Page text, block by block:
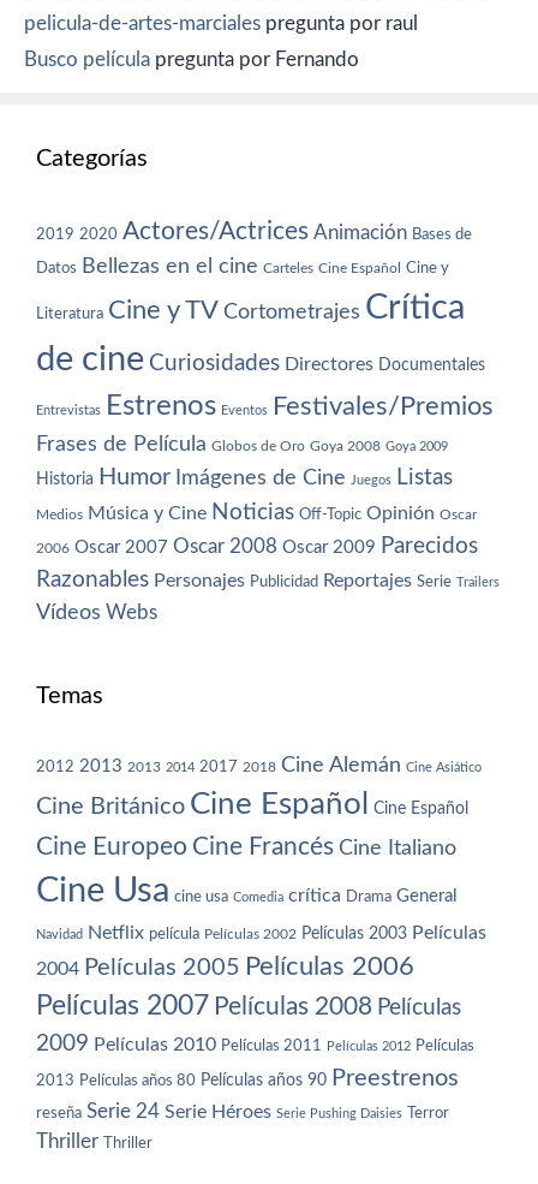
pelicula-de-artes-marciales pregunta por raul
Busco película pregunta por Fernando
Categorías
2019 2020 Actores/Actrices Animación Bases de
Datos Bellezas en el cine Carteles Cine Español Cine y
Literatura Cine y TV Cortometrajes Crítica
de cine Curiosidades Directores Documentales
Entrevistas Estrenos Eventos Festivales/Premios
Frases de Película Globos de Oro Goya 2008 Goya 2009
Historia Humor Imágenes de Cine Juegos Listas
Medios Música y Cine Noticias Off-Topic Opinión Oscar
2006 Oscar 2007 Oscar 2008 Oscar 2009 Parecidos
Razonables Personajes Publicidad Reportajes Serie Trailers
Vídeos Webs
Temas
2012 2013 2013 2014 2017 2018 Cine Alemán Cine Asiático
Cine Británico Cine Español Cine Español
Cine Europeo Cine Francés Cine Italiano
Cine Usa cine usa Comedia crítica Drama General
Navidad Netflix película Películas 2002 Películas 2003 Películas
2004 Películas 2005 Películas 2006
Películas 2007 Películas 2008 Películas
2009 Películas 2010 Películas 2011 Películas 2012 Películas
2013 Películas años 80 Películas años 90 Preestrenos
reseña Serie 24 Serie Héroes Serie Pushing Daisies Terror
Thriller Thriller